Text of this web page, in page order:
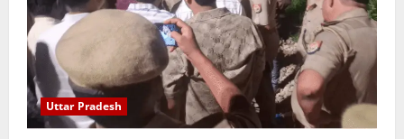
Uttar Pradesh